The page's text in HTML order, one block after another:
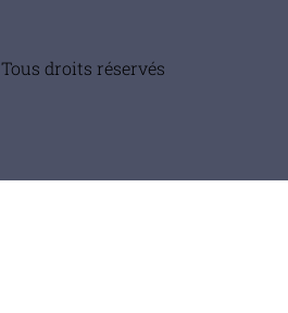
droits réservés